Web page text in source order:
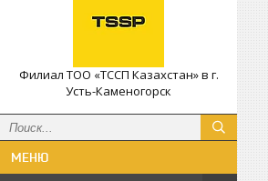
Филиал ТОО «ТССП Казахстан» в г.
Усть-Каменогорск